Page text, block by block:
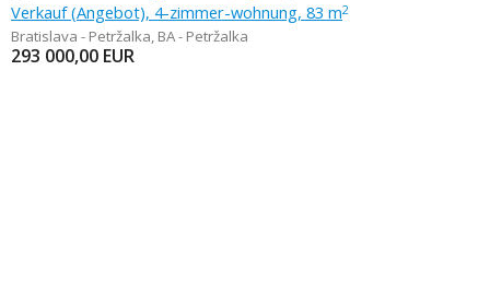
Verkauf (Angebot), 4-zimmer-wohnung, 83 m2
Bratislava - Petržalka, BA - Petržalka
293 000,00 EUR